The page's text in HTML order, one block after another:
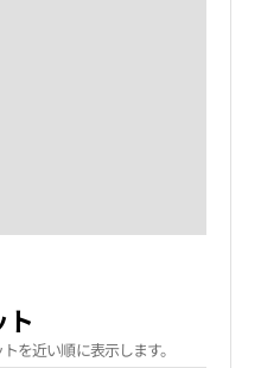
を近い順に表示します。